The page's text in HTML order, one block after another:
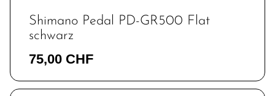
Shimano Pedal PD-GR500 Flat
schwarz
75,00 CHF